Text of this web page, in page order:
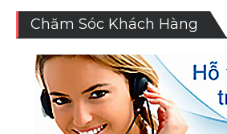
Chăm Sóc Khách Hàng